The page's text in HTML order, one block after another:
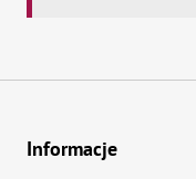
Informacje